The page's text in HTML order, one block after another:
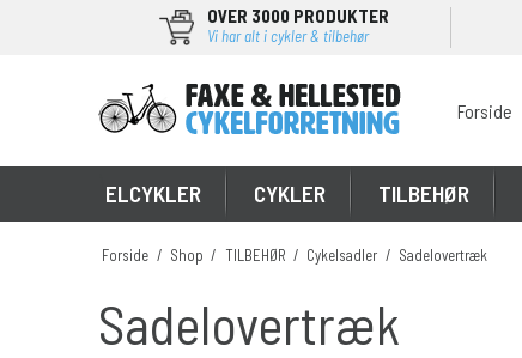
OVER 3000 PRODUKTER
Vi har alt i cykler & tilbehør
Forside
ELCYKLER CYKLER TILBEHØR
Forside / Shop / TILBEHØR / Cykelsadler / Sadelovertræk
Sadelovertræk